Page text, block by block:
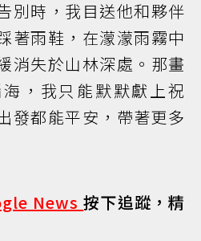
別時，我目送他和夥伴
著雨鞋，在濛濛雨霧中
消失於山林深處。那畫
，我只能默默獻上祝
發都能平安，帶著更多
News按下追蹤，精